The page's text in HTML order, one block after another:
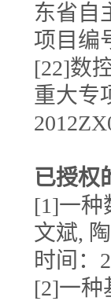
东省自
项目编
[22]数
重大专
已授权
[1]一种
文斌,
时间：
[2]一种